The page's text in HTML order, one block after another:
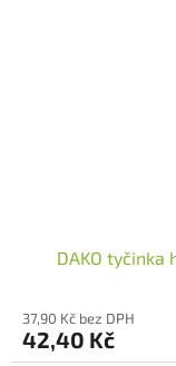
DAKO tyčinka
37,90 Kč bez DPH
42,40 Kč